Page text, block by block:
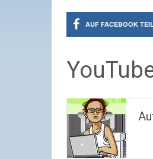
AUF FACEBOOK